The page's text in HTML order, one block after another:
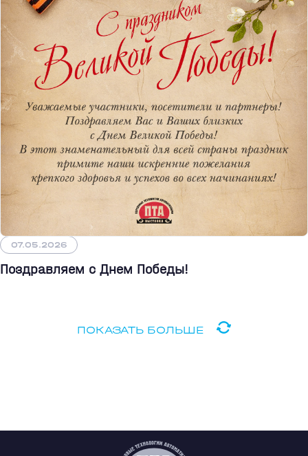
07.05.2026
Поздравляем с Днем Победы!
ПОКАЗАТЬ БОЛЬШЕ